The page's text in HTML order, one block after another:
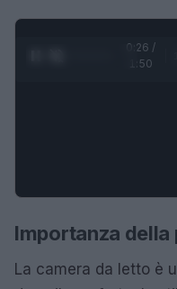
0:26 /
1:50
Importanza
La camera da letto è